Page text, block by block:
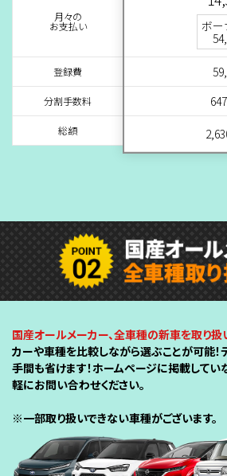
月々の
お支払い
登録費
分割手数料
総額
ボー
国産オールメーカー、全車種の新車を取り扱
カーや車種を比較しながら選ぶことが可能！
手間も省けます！ホームページに掲載して
軽にお問い合わせください。
※一部取り扱いできない車種がございます。